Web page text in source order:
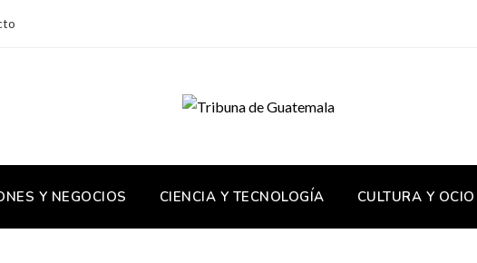
Y NEGOCIOS CIENCIA Y TECNOLOGÍA CULTURA Y OCIO